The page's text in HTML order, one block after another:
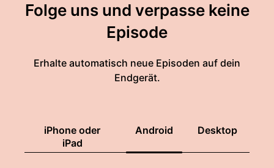
Folge uns und verpasse keine
Episode
Erhalte automatisch neue Episoden auf dein
Endgerät.
iPhone oder
iPad
Android Desktop